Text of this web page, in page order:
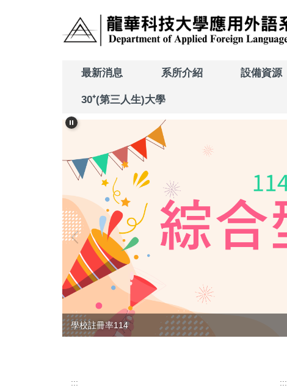
最新消息 系所介紹 設備資源
30⁺(第三人生)大學
學校註冊率114
::: :::